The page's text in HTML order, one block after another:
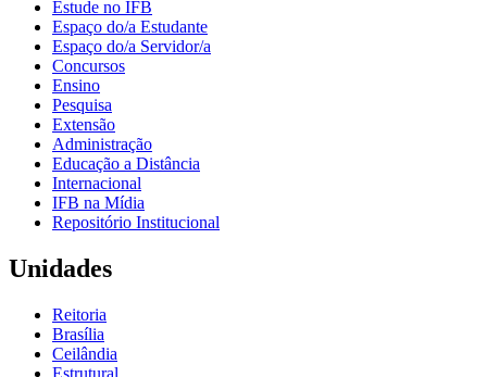
Estude no IFB
Espaço do/a Estudante
Espaço do/a Servidor/a
Concursos
Ensino
Pesquisa
Extensão
Administração
Educação a Distância
Internacional
IFB na Mídia
Repositório Institucional
Unidades
Reitoria
Brasília
Ceilândia
Estrutural